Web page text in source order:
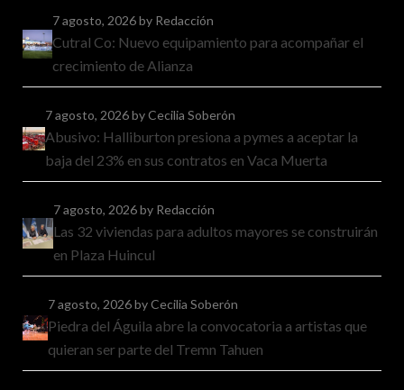
7 agosto, 2026by Redacción
Cutral Co: Nuevo equipamiento para acompañar el
crecimiento de Alianza
7 agosto, 2026by Cecilia Soberón
Abusivo: Halliburton presiona a pymes a aceptar la
baja del 23% en sus contratos en Vaca Muerta
7 agosto, 2026by Redacción
Las 32 viviendas para adultos mayores se construirán
en Plaza Huincul
7 agosto, 2026by Cecilia Soberón
Piedra del Águila abre la convocatoria a artistas que
quieran ser parte del Tremn Tahuen